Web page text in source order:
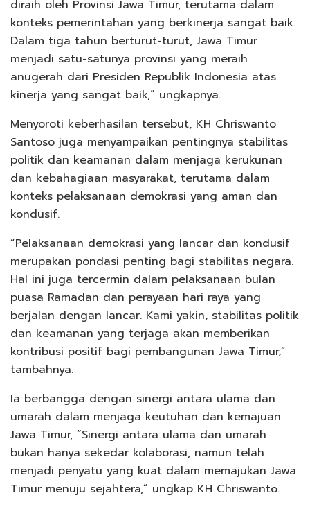
diraih oleh Provinsi Jawa Timur, terutama dalam
konteks pemerintahan yang berkinerja sangat baik.
Dalam tiga tahun berturut-turut, Jawa Timur
menjadi satu-satunya provinsi yang meraih
anugerah dari Presiden Republik Indonesia atas
kinerja yang sangat baik,” ungkapnya.
Menyoroti keberhasilan tersebut, KH Chriswanto
Santoso juga menyampaikan pentingnya stabilitas
politik dan keamanan dalam menjaga kerukunan
dan kebahagiaan masyarakat, terutama dalam
konteks pelaksanaan demokrasi yang aman dan
kondusif.
“Pelaksanaan demokrasi yang lancar dan kondusif
merupakan pondasi penting bagi stabilitas negara.
Hal ini juga tercermin dalam pelaksanaan bulan
puasa Ramadan dan perayaan hari raya yang
berjalan dengan lancar. Kami yakin, stabilitas politik
dan keamanan yang terjaga akan memberikan
kontribusi positif bagi pembangunan Jawa Timur,”
tambahnya.
Ia berbangga dengan sinergi antara ulama dan
umarah dalam menjaga keutuhan dan kemajuan
Jawa Timur, “Sinergi antara ulama dan umarah
bukan hanya sekedar kolaborasi, namun telah
menjadi penyatu yang kuat dalam memajukan Jawa
Timur menuju sejahtera,” ungkap KH Chriswanto.